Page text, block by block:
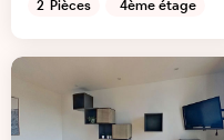
2 Pièces 4ème étage